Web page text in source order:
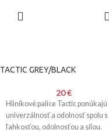
TACTIC GREY/BLACK
20€
Hliníkové palice Tactic ponúkajú
univerzálnosť a odolnosť spolu s
ľahkosťou, odolnosťou a silou.